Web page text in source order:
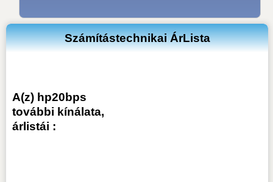
Számítástechnikai ÁrLista
A(z) hp20bps
további kínálata,
árlistái :